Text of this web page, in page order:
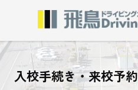
入校手続き・来校予約